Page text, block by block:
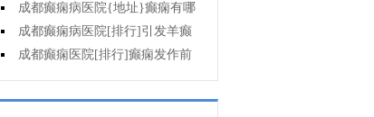
己会得癫痫病?
成都癫痫病医院{地址}癫痫有哪
些危害?
成都癫痫病医院[排行]引发羊癫
疯的因素有哪些?
成都癫痫医院[排行]癫痫发作前
有感觉吗?